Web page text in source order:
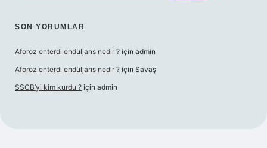
SON YORUMLAR
Aforoz enterdi endüljans nedir ? için admin
Aforoz enterdi endüljans nedir ? için Savaş
SSCB’yi kim kurdu ? için admin